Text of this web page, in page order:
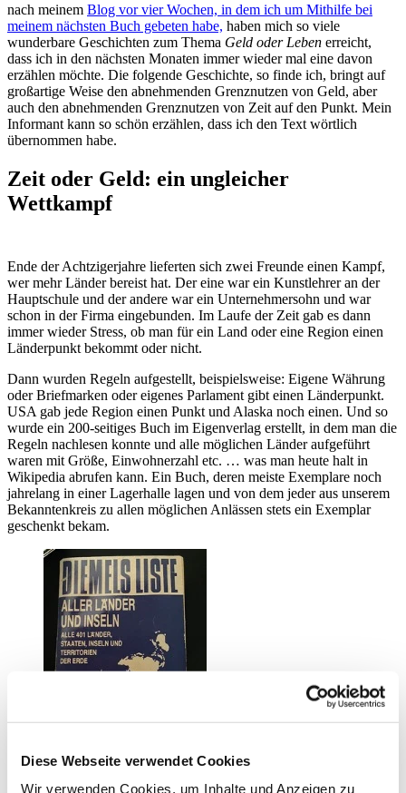
Diese Webseite verwendet Cookies
Wir verwenden Cookies, um Inhalte und Anzeigen zu
nach meinem Blog vor vier Wochen, in dem ich um Mithilfe bei
meinem nächsten Buch gebeten habe, haben mich so viele
wunderbare Geschichten zum Thema Geld oder Leben erreicht,
dass ich in den nächsten Monaten immer wieder mal eine davon
erzählen möchte. Die folgende Geschichte, so finde ich, bringt auf
großartige Weise den abnehmenden Grenznutzen von Geld, aber
auch den abnehmenden Grenznutzen von Zeit auf den Punkt. Mein
Informant kann so schön erzählen, dass ich den Text wörtlich
übernommen habe.
Zeit oder Geld: ein ungleicher
Wettkampf
Ende der Achtzigerjahre lieferten sich zwei Freunde einen Kampf,
wer mehr Länder bereist hat. Der eine war ein Kunstlehrer an der
Hauptschule und der andere war ein Unternehmersohn und war
schon in der Firma eingebunden. Im Laufe der Zeit gab es dann
immer wieder Stress, ob man für ein Land oder eine Region einen
Länderpunkt bekommt oder nicht.
Dann wurden Regeln aufgestellt, beispielsweise: Eigene Währung
oder Briefmarken oder eigenes Parlament gibt einen Länderpunkt.
USA gab jede Region einen Punkt und Alaska noch einen. Und so
wurde ein 200-seitiges Buch im Eigenverlag erstellt, in dem man die
Regeln nachlesen konnte und alle möglichen Länder aufgeführt
waren mit Größe, Einwohnerzahl etc. … was man heute halt in
Wikipedia abrufen kann. Ein Buch, deren meiste Exemplare noch
jahrelang in einer Lagerhalle lagen und von dem jeder aus unserem
Bekanntenkreis zu allen möglichen Anlässen stets ein Exemplar
geschenkt bekam.